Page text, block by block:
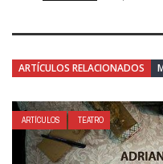
ARTÍCULOS RELACIONADOS
ARTÍCULOS TEATRO